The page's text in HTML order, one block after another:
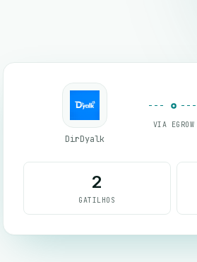
DirDyalk
VIA EGROW
2
GATILHOS